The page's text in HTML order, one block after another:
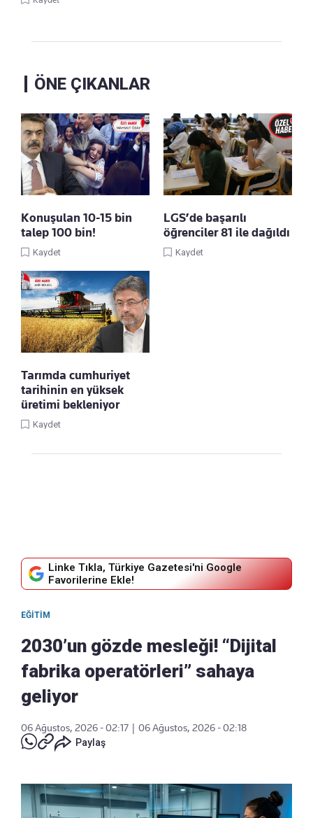
ÖNE ÇIKANLAR
Konuşulan 10-15 bin
talep 100 bin!
Kaydet
LGS’de başarılı
öğrenciler 81 ile dağıldı
Kaydet
Tarımda cumhuriyet
tarihinin en yüksek
üretimi bekleniyor
Kaydet
Linke Tıkla, Türkiye Gazetesi'ni Google
Favorilerine Ekle!
EĞITIM
2030’un gözde mesleği! “Dijital
fabrika operatörleri” sahaya
geliyor
06 Ağustos, 2026 - 02:17
06 Ağustos, 2026 - 02:18
Paylaş